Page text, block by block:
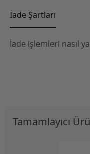
İade Şartları
İade işlemleri nasıl
Tamamlayıcı